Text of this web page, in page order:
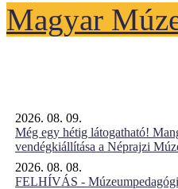
Magyar
2026. 08. 09.
Még egy hétig látogatható!
vendégkiállítása a Néprajzi
2026. 08. 08.
FELHÍVÁS -